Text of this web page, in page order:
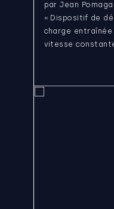
par Jean
« Dispositif de
charge
vitesse